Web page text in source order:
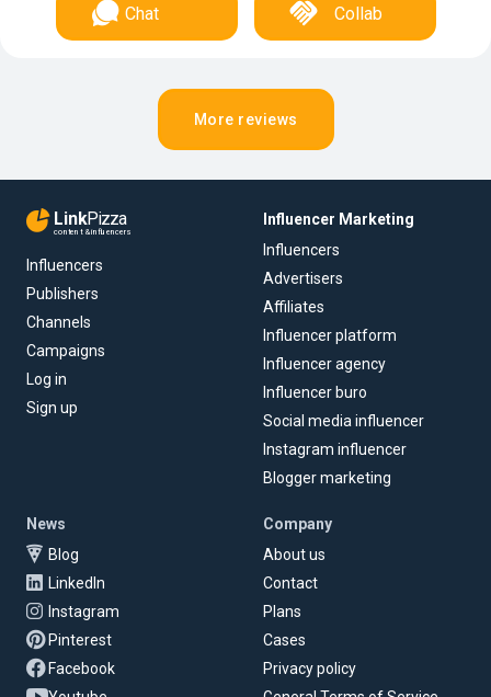
Chat Collab
More reviews
LinkPizza
content & influencers
Influencers
Publishers
Channels
Campaigns
Log in
Sign up
Influencer Marketing
Influencers
Advertisers
Affiliates
Influencer platform
Influencer agency
Influencer buro
Social media influencer
Instagram influencer
Blogger marketing
News
Blog
LinkedIn
Instagram
Pinterest
Facebook
Company
About us
Contact
Plans
Cases
Privacy policy